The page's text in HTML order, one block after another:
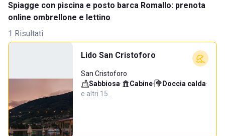
Spiagge con piscina e posto barca Romallo: prenota
online ombrellone e lettino
1 Risultati
Lido San Cristoforo
San Cristoforo
Sabbiosa· Cabine· Doccia calda·
e altri 15…